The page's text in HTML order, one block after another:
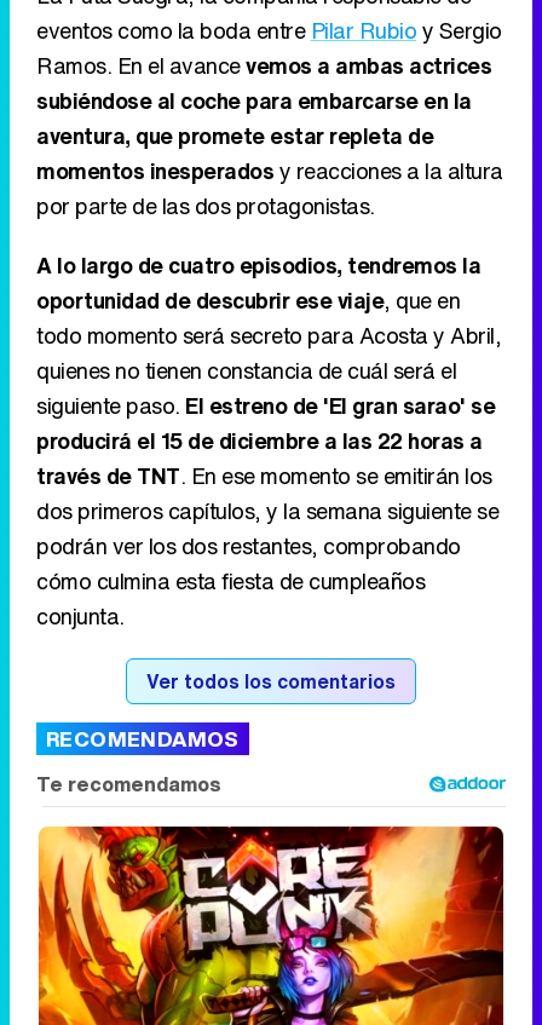
eventos como la boda entre Pilar Rubioy Sergio
Ramos. En el avancevemos a ambas actrices
subiéndose al coche para embarcarse en la
aventura, que promete estar repleta de
momentos inesperadosy reacciones a la altura
por parte de las dos protagonistas.
A lo largo de cuatro episodios, tendremos la
oportunidad de descubrir ese viaje, que en
todo momento será secreto para Acosta y Abril,
quienes no tienen constancia de cuál será el
siguiente paso. El estreno de 'El gran sarao' se
producirá el 15 de diciembre a las 22 horas a
través de TNT. En ese momento se emitirán los
dos primeros capítulos, y la semana siguiente se
podrán ver los dos restantes, comprobando
cómo culmina esta fiesta de cumpleaños
conjunta.
Ver todos los comentarios
RECOMENDAMOS